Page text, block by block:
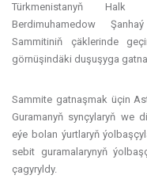
Türkmenistanyň Halk
Berdimuhamedow
Sammitiniň çäklerinde
görnüşindäki duşuşyga
Sammite gatnaşmak üçin
Guramanyň synçylaryň we
eýe bolan ýurtlaryň
sebit guramalarynyň
çagyryldy.